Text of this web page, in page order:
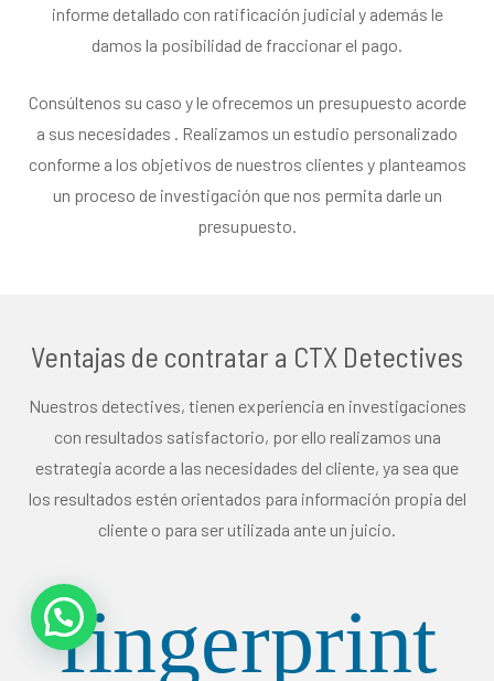
informe detallado con ratificación judicial y además le
damos la posibilidad de fraccionar el pago.
Consúltenos su caso y le ofrecemos un presupuesto acorde
a sus necesidades . Realizamos un estudio personalizado
conforme a los objetivos de nuestros clientes y planteamos
un proceso de investigación que nos permita darle un
presupuesto.
Ventajas de contratar a CTX Detectives
Nuestros detectives, tienen experiencia en investigaciones
con resultados satisfactorio, por ello realizamos una
estrategia acorde a las necesidades del cliente, ya sea que
los resultados estén orientados para información propia del
cliente o para ser utilizada ante un juicio.
fingerprint